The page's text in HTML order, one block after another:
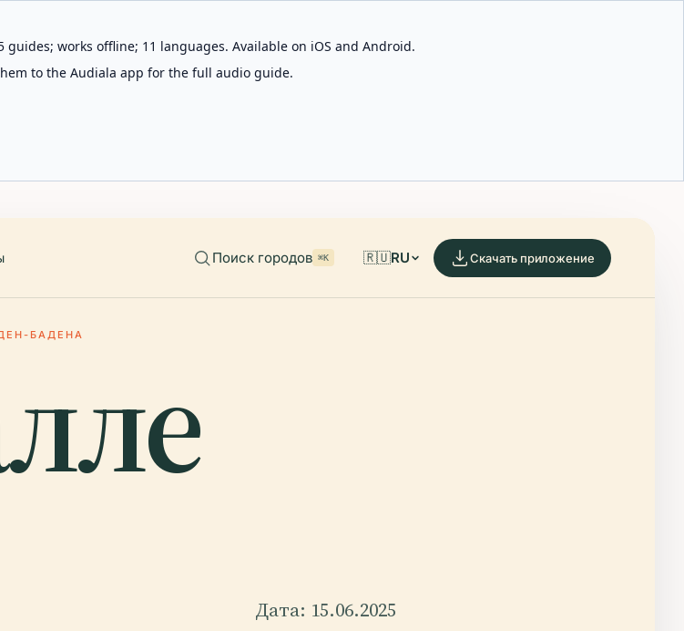
works offline; 11 languages. Available on iOS and Android.
to the Audiala app for the full audio guide.
Поиск городов ⌘K 🇷🇺RU Скачать приложение
БАДЕНА
Дата: 15.06.2025